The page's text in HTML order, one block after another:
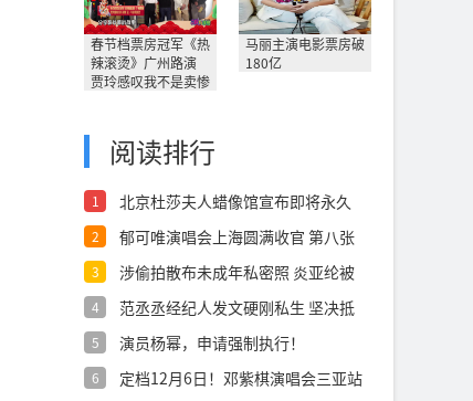
春节档票房冠军《热
辣滚烫》广州路演
贾玲感叹我不是卖惨
马丽主演电影票房破
180亿
阅读排行
1
北京杜莎夫人蜡像馆宣布即将永久
2
郁可唯演唱会上海圆满收官 第八张
3
涉偷拍散布未成年私密照 炎亚纶被
4
范丞丞经纪人发文硬刚私生 坚决抵
5 演员杨幂，申请强制执行！
6
定档12月6日！邓紫棋演唱会三亚站